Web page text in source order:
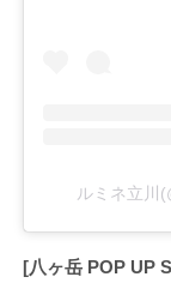
ルミネ立川
[八ヶ岳 POP UP